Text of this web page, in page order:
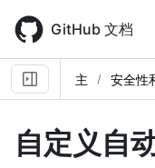
main
content
GitHub 文档
主 安全性
自定义自